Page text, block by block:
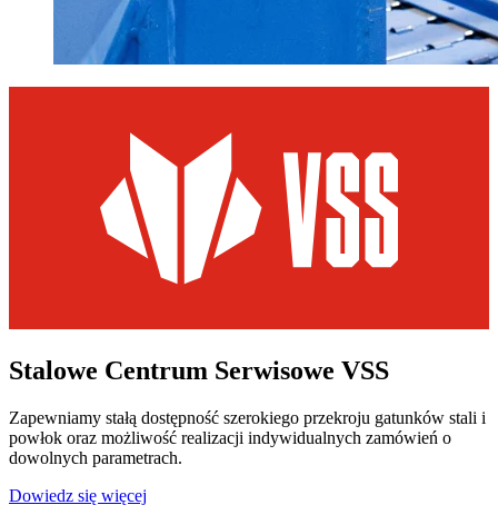
Stalowe Centrum Serwisowe VSS
Zapewniamy stałą dostępność szerokiego przekroju gatunków stali i
powłok oraz możliwość realizacji indywidualnych zamówień o
dowolnych parametrach.
Dowiedz się więcej